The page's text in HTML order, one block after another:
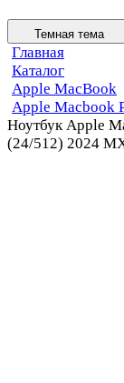
Темная тема
Главная
Каталог
Apple MacBook
Apple Macbook
Ноутбук Apple
(24/512) 2024